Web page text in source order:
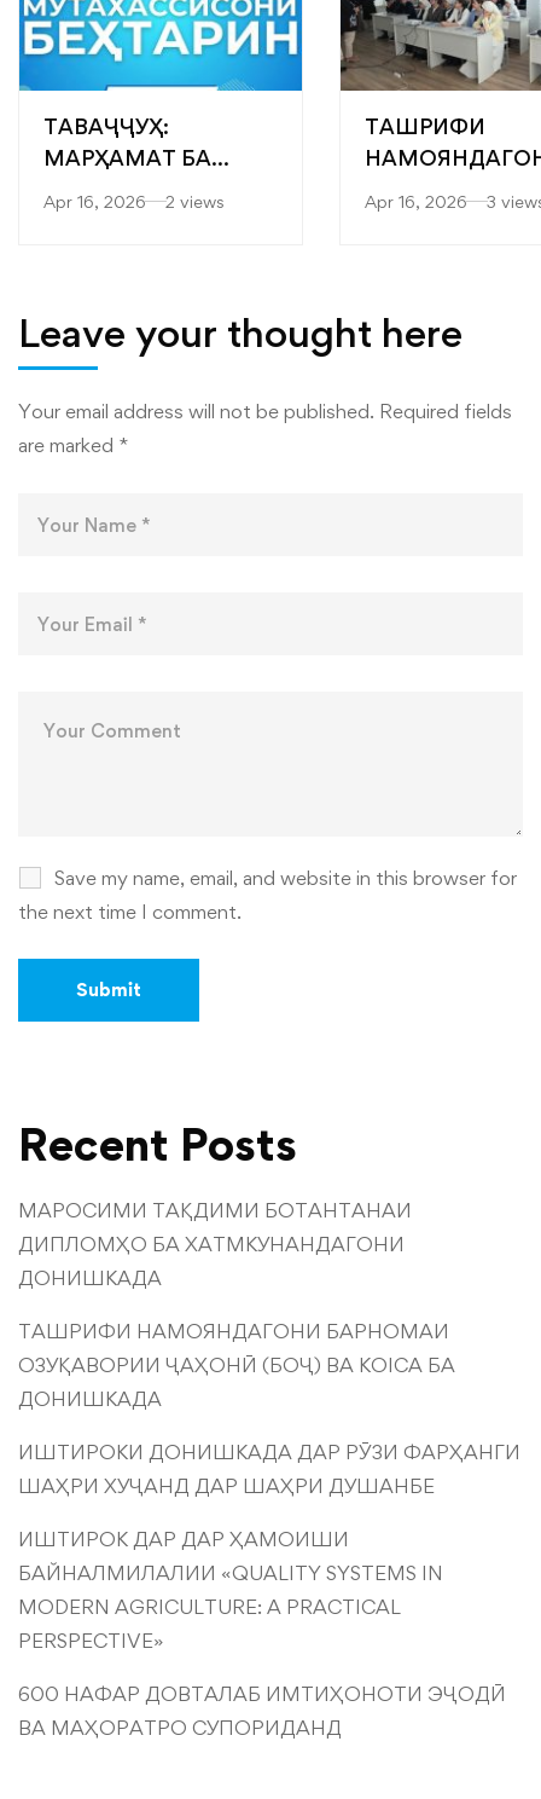
ТАВАҶҶУҲ:
МАРҲАМАТ БА
ЯРМАРКАИ
Apr 16, 2026 2 views
ТАШРИФИ
“САРОБ” БА
РАҚАМИИ
Apr 16, 2026 3
Leave your thought here
Your email address will not be published. Required fields
are marked *
Save my name, email, and website in this browser for
the next time I comment.
Recent Posts
МАРОСИМИ ТАҚДИМИ БОТАНТАНАИ
ДИПЛОМҲО БА ХАТМКУНАНДАГОНИ
ДОНИШКАДА
ТАШРИФИ НАМОЯНДАГОНИ БАРНОМАИ
ОЗУҚАВОРИИ ҶАҲОНӢ (БОҶ) ВА KOICA БА
ДОНИШКАДА
ИШТИРОКИ ДОНИШКАДА ДАР РӮЗИ ФАРҲАНГИ
ШАҲРИ ХУҶАНД ДАР ШАҲРИ ДУШАНБЕ
ИШТИРОК ДАР ДАР ҲАМОИШИ
БАЙНАЛМИЛАЛИИ «QUALITY SYSTEMS IN
MODERN AGRICULTURE: A PRACTICAL
PERSPECTIVE»
600 НАФАР ДОВТАЛАБ ИМТИҲОНОТИ ЭҶОДӢ
ВА МАҲОРАТРО СУПОРИДАНД